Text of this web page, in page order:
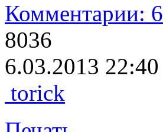
Комментарии: 6
8036
6.03.2013 22:40
torick